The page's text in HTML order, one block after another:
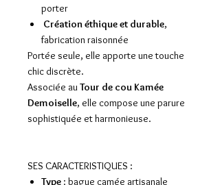
porter
Création éthique et durable,
fabrication raisonnée
Portée seule, elle apporte une touche
chic discrète.
Associée auTour de cou Kamée
Demoiselle, elle compose une parure
sophistiquée et harmonieuse.
SES CARACTERISTIQUES :
Type : bague camée artisanale